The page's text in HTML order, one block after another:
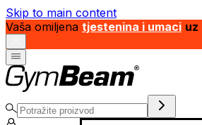
Skip to main content
Vaša omiljena tjestenina i umaci uz